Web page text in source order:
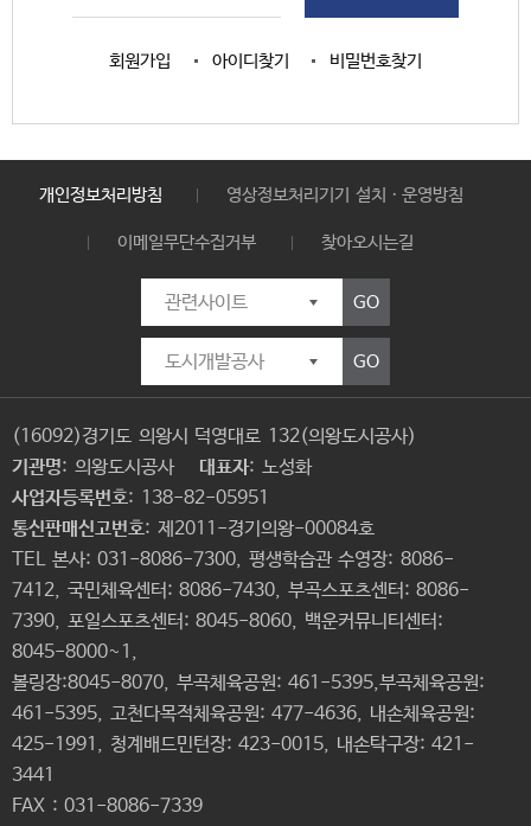
회원가입 아이디찾기 비밀번호찾기
개인정보처리방침 영상정보처리기기 설치ㆍ운영방침
이메일무단수집거부 찾아오시는길
GO
GO
(16092)경기도 의왕시 덕영대로 132(의왕도시공사)
기관명: 의왕도시공사 대표자: 노성화
사업자등록번호: 138-82-05951
통신판매신고번호: 제2011-경기의왕-00084호
TEL 본사: 031-8086-7300, 평생학습관 수영장: 8086-
7412, 국민체육센터: 8086-7430, 부곡스포츠센터: 8086-
7390, 포일스포츠센터: 8045-8060, 백운커뮤니티센터:
8045-8000~1,
볼링장:8045-8070, 부곡체육공원: 461-5395,부곡체육공원:
461-5395, 고천다목적체육공원: 477-4636, 내손체육공원:
425-1991, 청계배드민턴장: 423-0015, 내손탁구장: 421-
3441
FAX : 031-8086-7339